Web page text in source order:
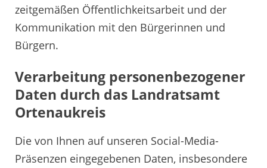
zeitgemäßen Öffentlichkeitsarbeit und der
Kommunikation mit den Bürgerinnen und
Bürgern.
Verarbeitung personenbezogener
Daten durch das Landratsamt
Ortenaukreis
Die von Ihnen auf unseren Social-Media-
Präsenzen eingegebenen Daten, insbesondere